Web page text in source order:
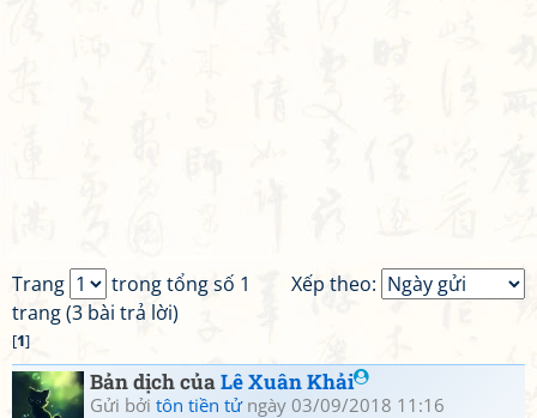
Xếp theo:
Trang
trong tổng số 1
trang (3 bài trả lời)
[1]
Bản dịch củaLê Xuân Khải
Gửi bởi tôn tiền tửngày 03/09/2018 11:16